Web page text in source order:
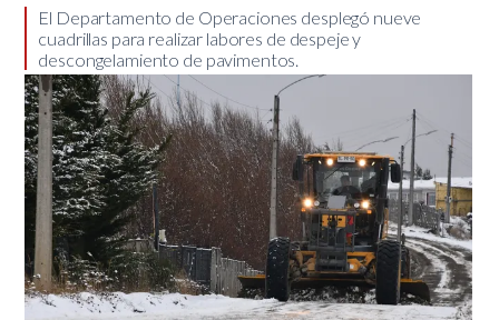
​ El Departamento de Operaciones desplegó nueve
cuadrillas para realizar labores de despeje y
descongelamiento de pavimentos.